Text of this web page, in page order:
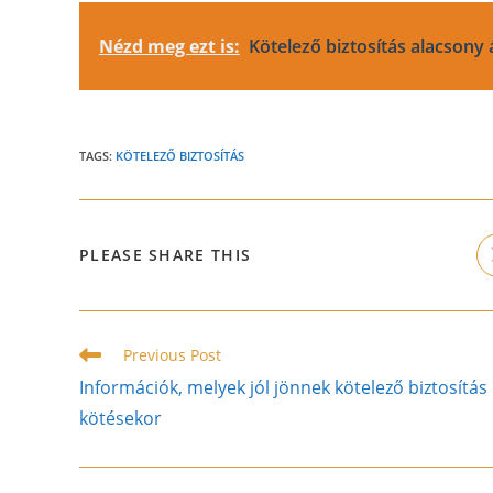
Nézd meg ezt is: Kötelező biztosítás alacsony
TAGS: KÖTELEZŐ BIZTOSÍTÁS
PLEASE SHARE THIS
Read
more
articles
Previous Post
Információk, melyek jól jönnek kötelező biztosítás
kötésekor